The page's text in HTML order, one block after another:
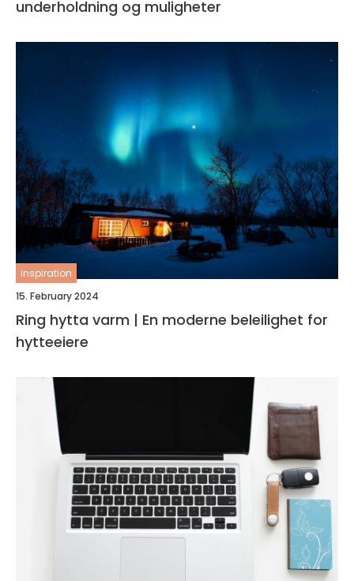
underholdning og muligheter
inspiration
15. February 2024
Ring hytta varm | En moderne beleilighet for
hytteeiere